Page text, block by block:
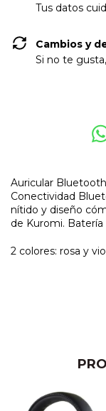
Tus datos
Cambios y
Si no te
Auricular
Conectividad
nítido y diseño
de Kuromi. Batería
2 colores: rosa y